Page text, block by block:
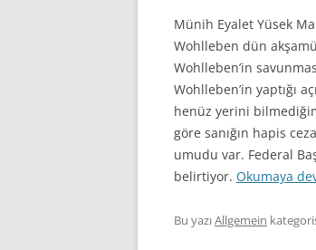
Münih Eyalet Yüsek
Wohlleben dün
Wohlleben’in
Wohlleben’in yaptığı
henüz yerini
göre sanığın hapis
umudu var. Federal
belirtiyor. Okumaya
Bu yazıAllgemein